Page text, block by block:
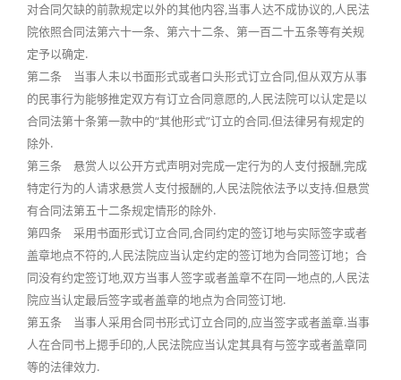
对合同欠缺的前款规定以外的其他内容,当事人达不成协议的,人民法
院依照合同法第六十一条、第六十二条、第一百二十五条等有关规
定予以确定.
第二条 当事人未以书面形式或者口头形式订立合同,但从双方从事
的民事行为能够推定双方有订立合同意愿的,人民法院可以认定是以
合同法第十条第一款中的“其他形式”订立的合同.但法律另有规定的
除外.
第三条 悬赏人以公开方式声明对完成一定行为的人支付报酬,完成
特定行为的人请求悬赏人支付报酬的,人民法院依法予以支持.但悬赏
有合同法第五十二条规定情形的除外.
第四条 采用书面形式订立合同,合同约定的签订地与实际签字或者
盖章地点不符的,人民法院应当认定约定的签订地为合同签订地；合
同没有约定签订地,双方当事人签字或者盖章不在同一地点的,人民法
院应当认定最后签字或者盖章的地点为合同签订地.
第五条 当事人采用合同书形式订立合同的,应当签字或者盖章.当事
人在合同书上摁手印的,人民法院应当认定其具有与签字或者盖章同
等的法律效力.